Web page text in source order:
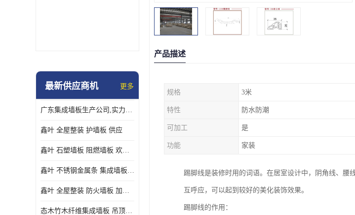
最新供应商机 更多
广东集成墙板生产公司,实力厂家-配送+设计+安装-没中间商
鑫叶 全屋整装 护墙板 供应
鑫叶 石塑墙板 阻燃墙板 欢迎选购
鑫叶 不锈钢金属条 集成墙板阴角线 欢迎选购
鑫叶 全屋整装 防火墙板 加工定制
态木竹木纤维集成墙板 吊顶板材 扣板快装 护墙板
产品描述
规格 3米
特性 防水防潮
可加工 是
功能 家装
踢脚线是装修时用的词语。在居室设计中，阴角线、腰
互呼应，可以起到较好的美化装饰效果。
踢脚线的作用：